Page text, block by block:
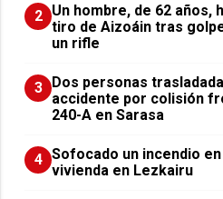
2 Un hombre, de 62 años,
tiro de Aizoáin tras
un rifle
3 ​Dos personas
accidente por colisión
240-A en Sarasa
4 Sofocado un incendio
vivienda en Lezkairu